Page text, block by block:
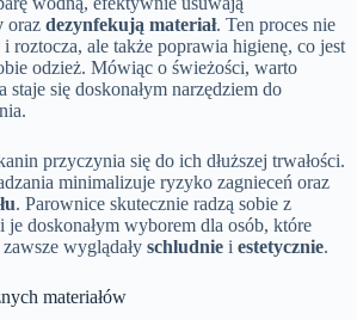
oraz dezynfekują materiał. Ten proces nie
ale także poprawia higienę, co jest
odzież. Mówiąc o świeżości, warto
się doskonałym narzędziem do
przyczynia się do ich dłuższej trwałości.
minimalizuje ryzyko zagnieceń oraz
. Parownice skutecznie radzą sobie z
je doskonałym wyborem dla osób, które
wyglądały schludnie i estetycznie.
materiałów